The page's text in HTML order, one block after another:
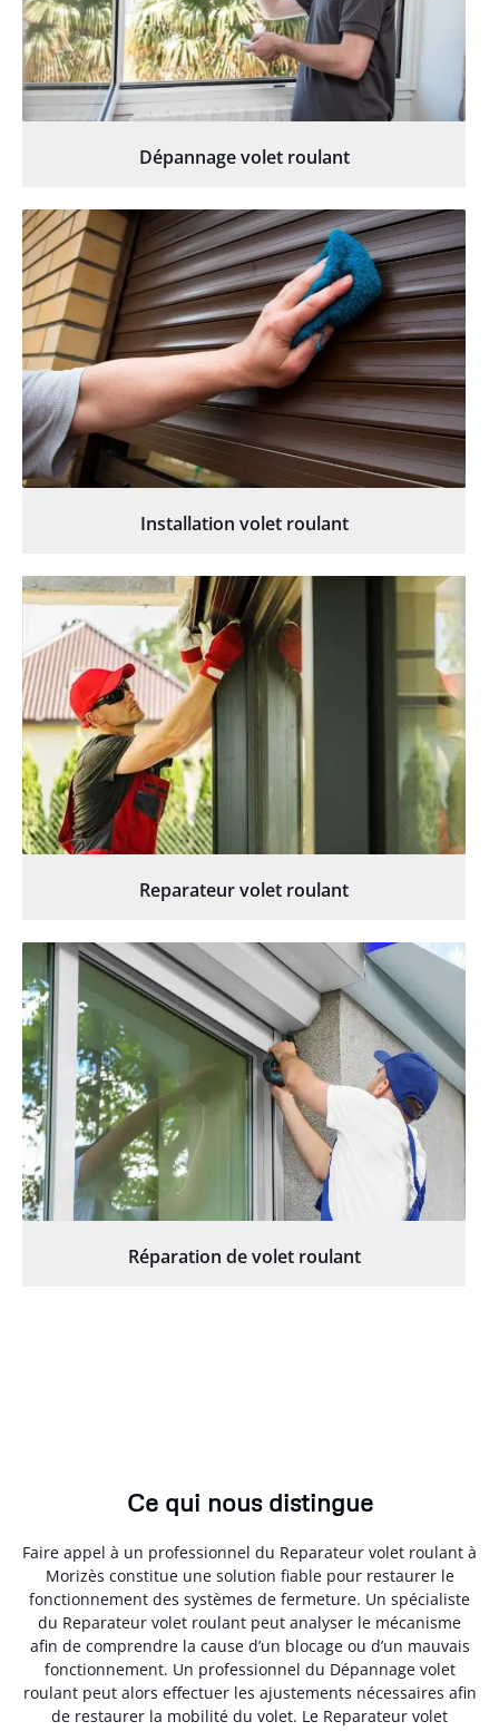
Dépannage volet roulant
Installation volet roulant
Reparateur volet roulant
Réparation de volet roulant
Ce qui nous distingue
Faire appel à un professionnel du Reparateur volet roulant à
Morizès constitue une solution fiable pour restaurer le
fonctionnement des systèmes de fermeture. Un spécialiste
du Reparateur volet roulant peut analyser le mécanisme
afin de comprendre la cause d’un blocage ou d’un mauvais
fonctionnement. Un professionnel du Dépannage volet
roulant peut alors effectuer les ajustements nécessaires afin
de restaurer la mobilité du volet. Le Reparateur volet